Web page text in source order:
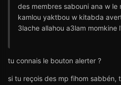
des membres sabouni ana w
kamlou yaktbou w kitabda
3lache allahou a3lam momkine
tu connais le bouton alerter ?
si tu reçois des mp fihom sabbén,